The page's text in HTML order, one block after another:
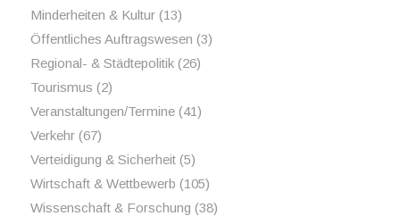
Minderheiten & Kultur(13)
Öffentliches Auftragswesen (3)
Regional- & Städtepolitik(26)
Tourismus (2)
Veranstaltungen/Termine(41)
Verkehr(67)
Verteidigung & Sicherheit(5)
Wirtschaft & Wettbewerb (105)
Wissenschaft & Forschung (38)